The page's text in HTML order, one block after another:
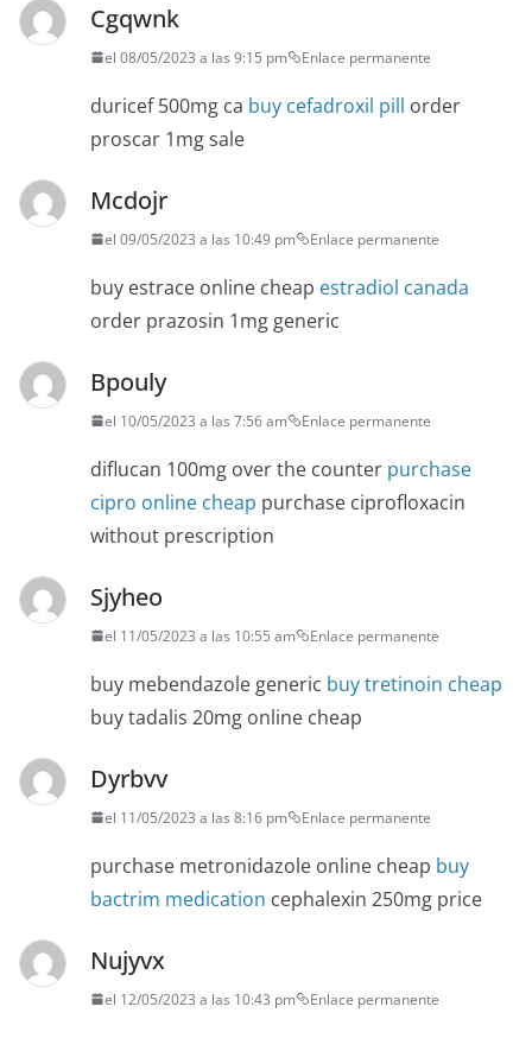
Cgqwnk
el 08/05/2023 a las 9:15 pm Enlace permanente
duricef 500mg ca buy cefadroxil pill order
proscar 1mg sale
Mcdojr
el 09/05/2023 a las 10:49 pm Enlace permanente
buy estrace online cheap estradiol canada
order prazosin 1mg generic
Bpouly
el 10/05/2023 a las 7:56 am Enlace permanente
diflucan 100mg over the counter purchase
cipro online cheap purchase ciprofloxacin
without prescription
Sjyheo
el 11/05/2023 a las 10:55 am Enlace permanente
buy mebendazole generic buy tretinoin cheap
buy tadalis 20mg online cheap
Dyrbvv
el 11/05/2023 a las 8:16 pm Enlace permanente
purchase metronidazole online cheap buy
bactrim medication cephalexin 250mg price
Nujyvx
el 12/05/2023 a las 10:43 pm Enlace permanente